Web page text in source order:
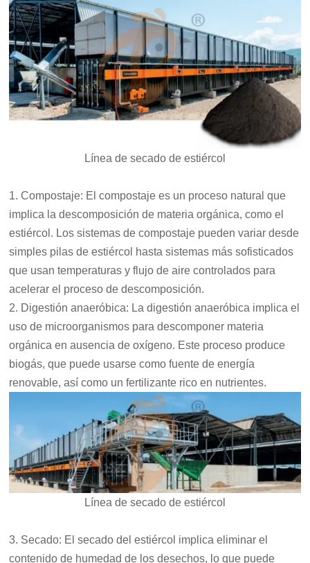
Línea de secado de estiércol
1. Compostaje: El compostaje es un proceso natural que
implica la descomposición de materia orgánica, como el
estiércol. Los sistemas de compostaje pueden variar desde
simples pilas de estiércol hasta sistemas más sofisticados
que usan temperaturas y flujo de aire controlados para
acelerar el proceso de descomposición.
2. Digestión anaeróbica: La digestión anaeróbica implica el
uso de microorganismos para descomponer materia
orgánica en ausencia de oxígeno. Este proceso produce
biogás, que puede usarse como fuente de energía
renovable, así como un fertilizante rico en nutrientes.
Línea de secado de estiércol
3. Secado: El secado del estiércol implica eliminar el
contenido de humedad de los desechos, lo que puede